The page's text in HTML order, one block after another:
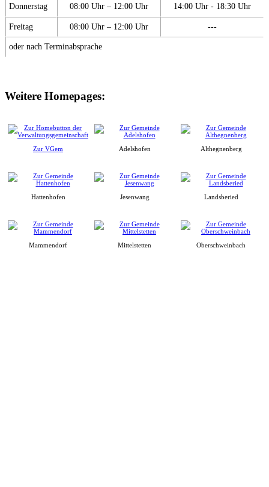
Donnerstag 08:00 Uhr – 12:00 Uhr 14:00 Uhr - 18:30 Uhr
Freitag 08:00 Uhr – 12:00 Uhr ---
oder nach Terminabsprache
Weitere Homepages:
Zur VGem Adelshofen Althegnenberg
Hattenhofen Jesenwang Landsberied
Mammendorf Mittelstetten Oberschweinbach